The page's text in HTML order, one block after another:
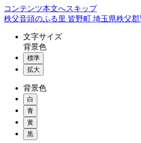
コンテンツ本文へスキップ
秩父音頭のふる里 皆野町 埼玉県秩父
文字サイズ
背景色
標準
拡大
背景色
白
青
黄
黒